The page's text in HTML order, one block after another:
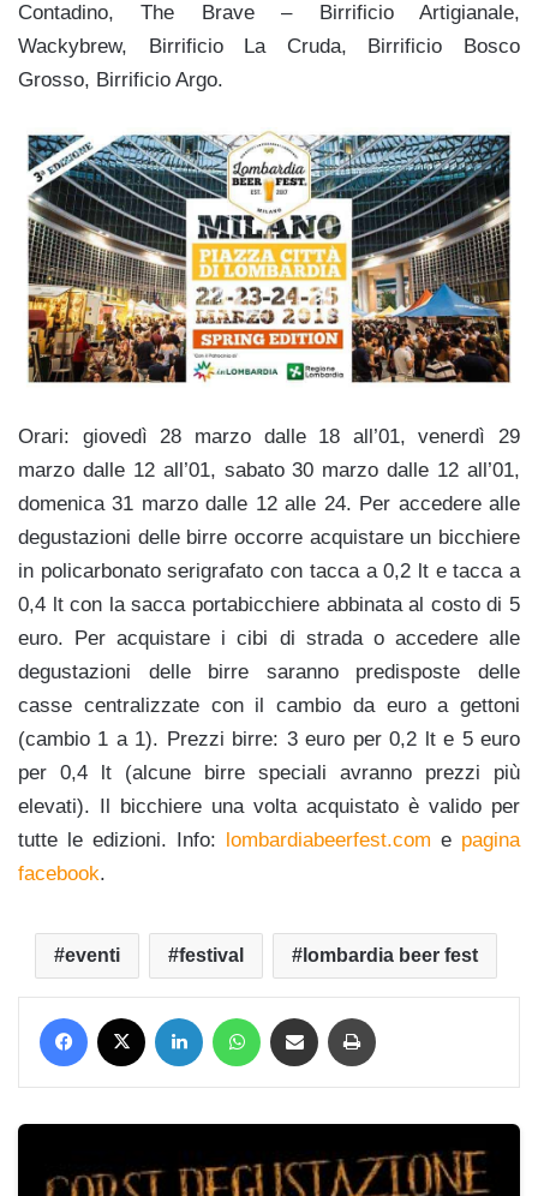
Contadino, The Brave – Birrificio Artigianale,
Wackybrew, Birrificio La Cruda, Birrificio Bosco
Grosso, Birrificio Argo.
Orari: giovedì 28 marzo dalle 18 all’01, venerdì 29
marzo dalle 12 all’01, sabato 30 marzo dalle 12 all’01,
domenica 31 marzo dalle 12 alle 24. Per accedere alle
degustazioni delle birre occorre acquistare un bicchiere
in policarbonato serigrafato con tacca a 0,2 lt e tacca a
0,4 lt con la sacca portabicchiere abbinata al costo di 5
euro. Per acquistare i cibi di strada o accedere alle
degustazioni delle birre saranno predisposte delle
casse centralizzate con il cambio da euro a gettoni
(cambio 1 a 1). Prezzi birre: 3 euro per 0,2 lt e 5 euro
per 0,4 lt (alcune birre speciali avranno prezzi più
elevati). Il bicchiere una volta acquistato è valido per
tutte le edizioni. Info: lombardiabeerfest.com e pagina
facebook.
eventi festival lombardia beer fest
Facebook LinkedIn WhatsApp Condividi via mail